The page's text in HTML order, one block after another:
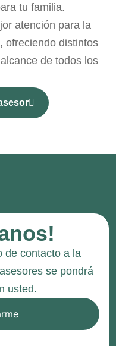
tu familia.
atención para la
ofreciendo distintos
de todos los
de contacto a la
se pondrá
usted.